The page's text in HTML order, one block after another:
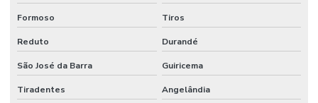
Formoso Tiros
Reduto Durandé
São José da Barra Guiricema
Tiradentes Angelândia